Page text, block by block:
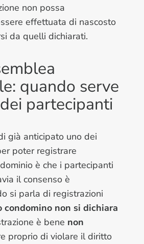
non possa
effettuata di nascosto
da quelli dichiarati.
quando serve
partecipanti
già anticipato uno dei
poter registrare
è che i partecipanti
il consenso è
si parla di registrazioni
condomino non si dichiara
è bene non
proprio di violare il diritto